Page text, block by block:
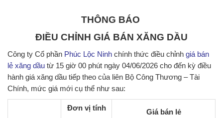
THÔNG BÁO
ĐIỀU CHỈNH GIÁ BÁN XĂNG DẦU
Công ty Cổ phần Phúc Lộc Ninh chính thức điều chỉnh giá bán
lẻ xăng dầu từ 15 giờ 00 phút ngày 04/06/2026 cho đến kỳ điều
hành giá xăng dầu tiếp theo của liên Bộ Công Thương – Tài
Chính, mức giá mới cụ thể như sau:
Đơn vị tính
Giá bán lẻ